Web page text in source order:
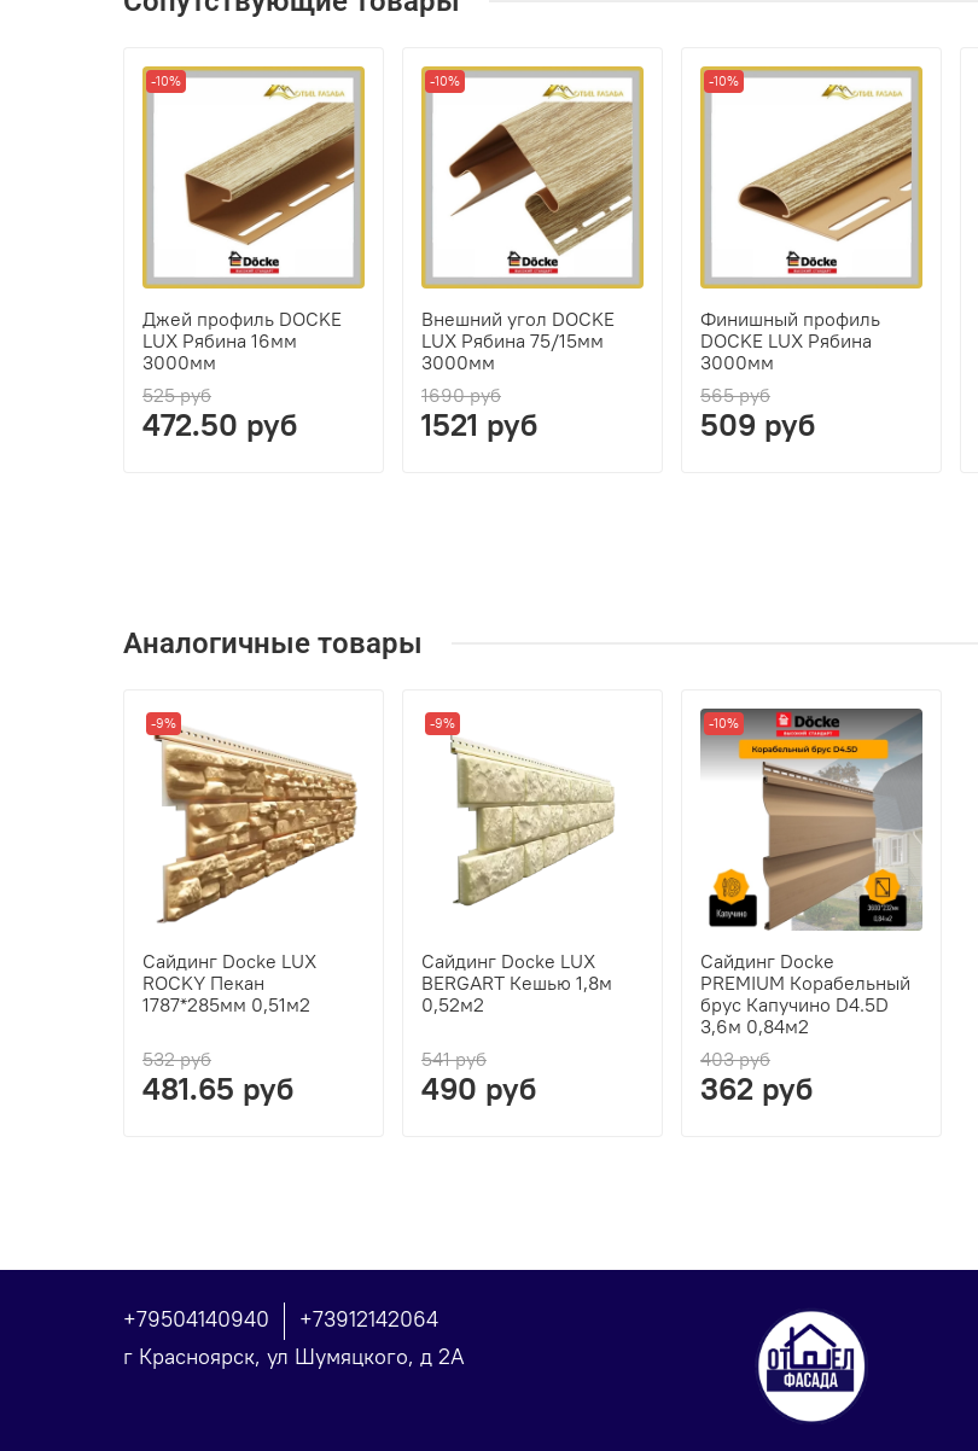
-10%
Джей профиль DOCKE
LUX Рябина 16мм
3000мм
525 руб
472.50 руб
-10%
Внешний угол DOCKE
LUX Рябина 75/15мм
3000мм
1690 руб
1521 руб
-10%
Финишный профиль
DOCKE LUX Рябина
3000мм
565 руб
509 руб
Аналогичные товары
-9%
Сайдинг Docke LUX
ROCKY Пекан
1787*285мм 0,51м2
532 руб
481.65 руб
-9%
Сайдинг Docke LUX
BERGART Кешью 1,8м
0,52м2
541 руб
490 руб
-10%
Сайдинг Docke
PREMIUM Ко­ра­бель­ный
брус Капучино D4.5D
3,6м 0,84м2
403 руб
362 руб
+79504140940
+73912142064
г Красноярск, ул Шумяцкого, д 2А